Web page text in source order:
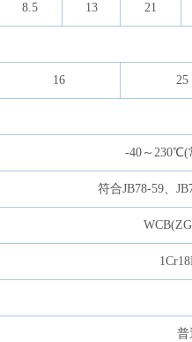
8.5 13 21
16 25
-40～230℃(
符合JB78-59、
普